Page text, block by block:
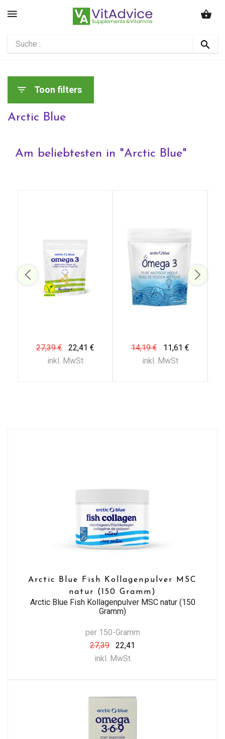
Toon filters
Arctic Blue
Am beliebtesten in "Arctic Blue"
27,39 €
22,41 €
inkl. MwSt
14,19 €
11,61 €
inkl. MwSt
Arctic Blue Fish Kollagenpulver MSC
natur (150 Gramm)
Arctic Blue Fish Kollagenpulver MSC natur (150
Gramm)
per 150-Gramm
27,39
22,41
inkl. MwSt